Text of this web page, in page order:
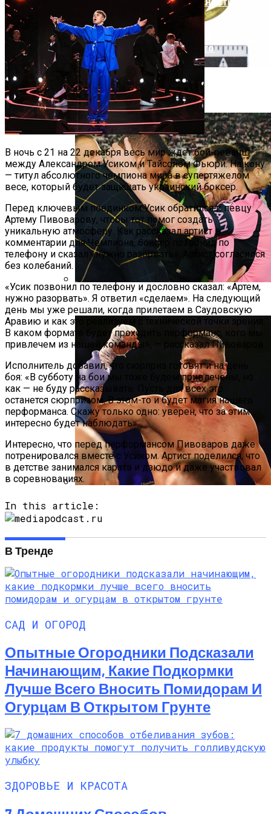
В Дании Нашли Редкое 1500-Летнее
Кольцо
Уилл Смит Обнял Месси На Игре МЛС
Гвоздик Поборется За Титул
Временного Чемпиона
Русский Стиль: Архитектура, Интерьер
И Другие Особенности Этого
Направления
В ночь с 21 на 22 декабря весь мир ждет бой-реванш
между Александром Усиком и Тайсоном Фьюри. На кону
— титул абсолютного чемпиона мира в супертяжелом
весе, который будет защищать украинский боксер.
Перед ключевым поединком Усик обратился к певцу
Артему Пивоварову, чтобы тот помог создать
уникальную атмосферу. Как рассказал артист в
комментарии для Чемпиона, боксер позвонил по
телефону и сказал «нужно разорвать». Артист согласился
без колебаний.
«Усик позвонил по телефону и дословно сказал: «Артем,
нужно разорвать». Я ответил «сделаем». На следующий
день мы уже решали, когда прилетаем в Саудовскую
Аравию и как это реализуем с технической точки зрения.
В каком формате будет проходить перформанс, кого мы
привлечем из нашей команды», — рассказал Пивоваров.
Исполнитель добавил, что сюрприз готовят и на день
боя: «В субботу на бои мы тоже будем привлечены, но
как — не буду рассказывать. Пусть для всех это
останется сюрпризом. В этом-то и будет магия нашего
перформанса. Скажу только одно: уверен, что за этим
интересно будет наблюдать».
Интересно, что перед перформансом Пивоваров даже
потренировался вместе с Усиком. Артист поделился, что
в детстве занимался каратэ и дзюдо и даже участвовал
в соревнованиях.
In this article:
В Тренде
САД И ОГОРОД
Опытные Огородники Подсказали
Начинающим, Какие Подкормки
Лучше Всего Вносить Помидорам И
Огурцам В Открытом Грунте
ЗДОРОВЬЕ И КРАСОТА